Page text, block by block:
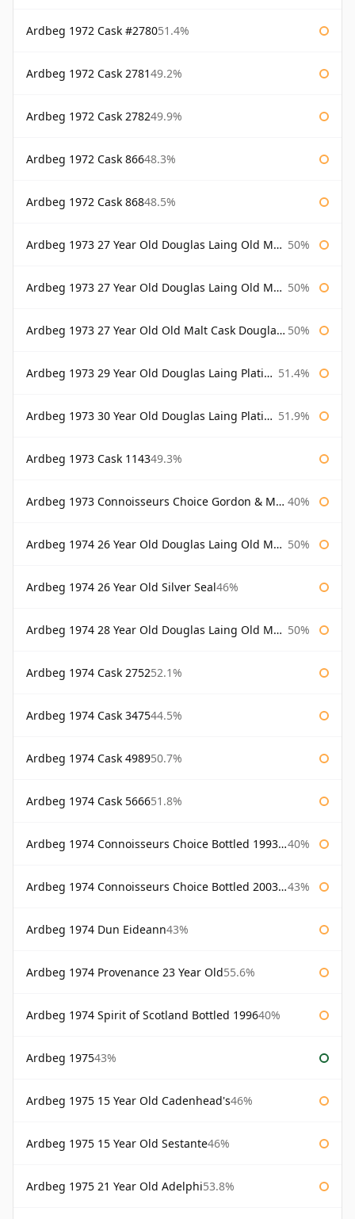
Ardbeg 1972 Cask #278051.4%
Ardbeg 1972 Cask 278149.2%
Ardbeg 1972 Cask 278249.9%
Ardbeg 1972 Cask 86648.3%
Ardbeg 1972 Cask 86848.5%
Ardbeg 1973 27 Year Old Douglas Laing Old Malt Cask 50%
Ardbeg 1973 27 Year Old Douglas Laing Old Malt Cask Bottled 2000 50%
Ardbeg 1973 27 Year Old Old Malt Cask Douglas Laing 50%
Ardbeg 1973 29 Year Old Douglas Laing Platinum Selection 51.4%
Ardbeg 1973 30 Year Old Douglas Laing Platinum Selection 51.9%
Ardbeg 1973 Cask 114349.3%
Ardbeg 1973 Connoisseurs Choice Gordon & Macphail 40%
Ardbeg 1974 26 Year Old Douglas Laing Old Malt Cask 50%
Ardbeg 1974 26 Year Old Silver Seal46%
Ardbeg 1974 28 Year Old Douglas Laing Old Malt Cask 50%
Ardbeg 1974 Cask 275252.1%
Ardbeg 1974 Cask 347544.5%
Ardbeg 1974 Cask 498950.7%
Ardbeg 1974 Cask 566651.8%
Ardbeg 1974 Connoisseurs Choice Bottled 1993 Gordon & Macphail 40%
Ardbeg 1974 Connoisseurs Choice Bottled 2003 Gordon & Macphail 43%
Ardbeg 1974 Dun Eideann43%
Ardbeg 1974 Provenance 23 Year Old55.6%
Ardbeg 1974 Spirit of Scotland Bottled 199640%
Ardbeg 197543%
Ardbeg 1975 15 Year Old Cadenhead's46%
Ardbeg 1975 15 Year Old Sestante46%
Ardbeg 1975 21 Year Old Adelphi53.8%